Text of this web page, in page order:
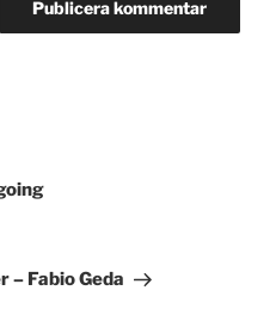
– Fabio Geda